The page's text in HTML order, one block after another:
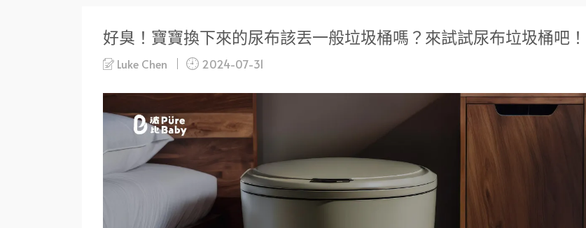
好臭！寶寶換下來的尿布該丟一般垃圾桶嗎？來試試尿布垃圾桶吧！
Luke Chen 2024-07-31